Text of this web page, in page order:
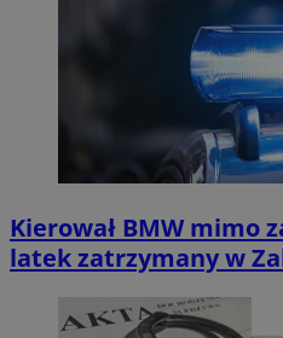
Kierował BMW mimo
latek zatrzymany w